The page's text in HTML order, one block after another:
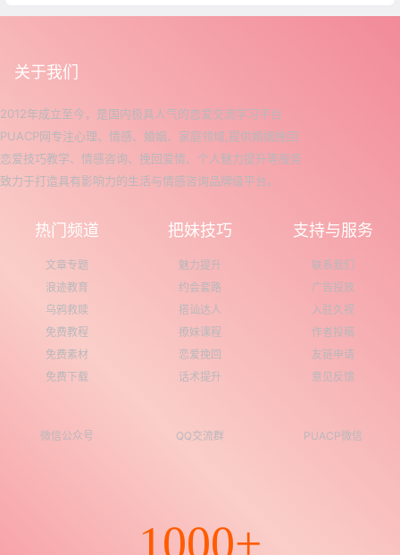
关于我们
2012年成立至今，是国内极具人气的恋爱交流学习平台
PUACP网专注心理、情感、婚姻、家庭领域,提供婚姻挽回
恋爱技巧教学、情感咨询、挽回爱情、个人魅力提升等服务
致力于打造具有影响力的生活与情感咨询品牌级平台。
热门频道
文章专题
浪迹教育
乌鸦救赎
免费教程
免费素材
免费下载
把妹技巧
魅力提升
约会套路
搭讪达人
撩妹课程
恋爱挽回
话术提升
支持与服务
联系我们
广告投放
入驻久视
作者投稿
友链申请
意见反馈
微信公众号 QQ交流群 PUACP微信
1000+